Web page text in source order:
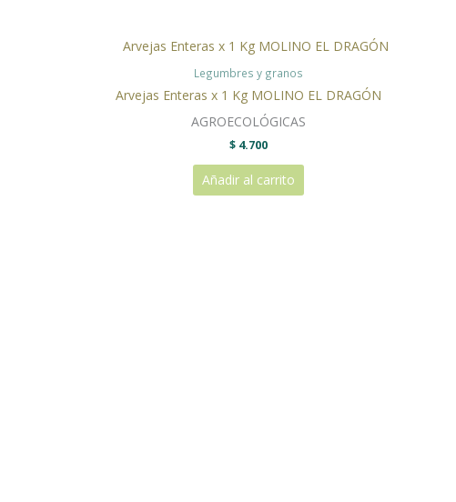
Legumbres y granos
Arvejas Enteras x 1 Kg MOLINO EL DRAGÓN
AGROECOLÓGICAS
$ 4.700
Añadir al carrito